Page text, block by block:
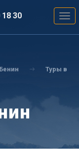
18 30
Бенин
Туры в